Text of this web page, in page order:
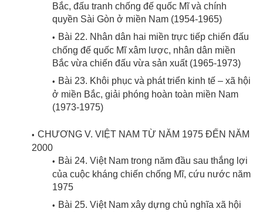
Bắc, đấu tranh chống đế quốc Mĩ và chính
quyền Sài Gòn ở miền Nam (1954-1965)
Bài 22. Nhân dân hai miền trực tiếp chiến đấu
chống đế quốc Mĩ xâm lược, nhân dân miền
Bắc vừa chiến đấu vừa sản xuất (1965-1973)
Bài 23. Khôi phục và phát triển kinh tế – xã hội
ở miền Bắc, giải phóng hoàn toàn miền Nam
(1973-1975)
CHƯƠNG V. VIỆT NAM TỪ NĂM 1975 ĐẾN NĂM
2000
Bài 24. Việt Nam trong năm đầu sau thắng lợi
của cuộc kháng chiến chống Mĩ, cứu nước năm
1975
Bài 25. Việt Nam xây dựng chủ nghĩa xã hội